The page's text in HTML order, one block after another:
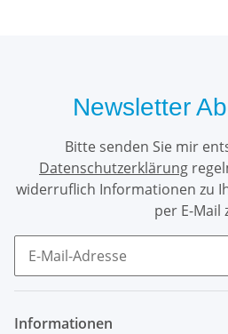
Newsletter
Bitte senden Sie mir
Datenschutzerklärung
widerruflich Informationen zu
per E-Mail
Informationen